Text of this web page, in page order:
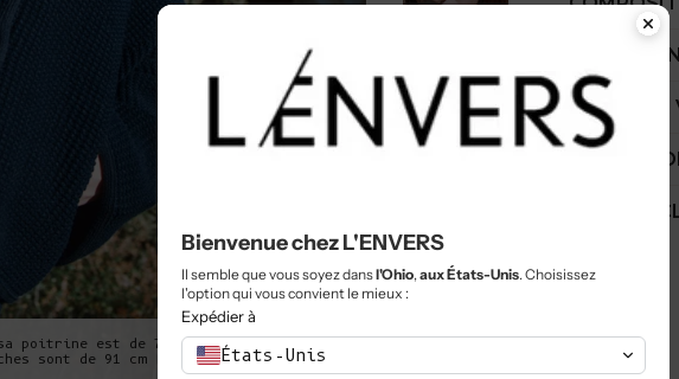
poitrine est de 78cm (30.7"), sa taille
sont de 91 cm (35.8").
Anna porte un S, elle mesure
est de 61cm (24")
GUIDE
COÛT
SERVICE
Bienvenue chez L'ENVERS
Il semble que vous soyez dansl'Ohio,aux États-Unis. Choisissez
l'option qui vous convient le mieux :
Expédier à
États-Unis